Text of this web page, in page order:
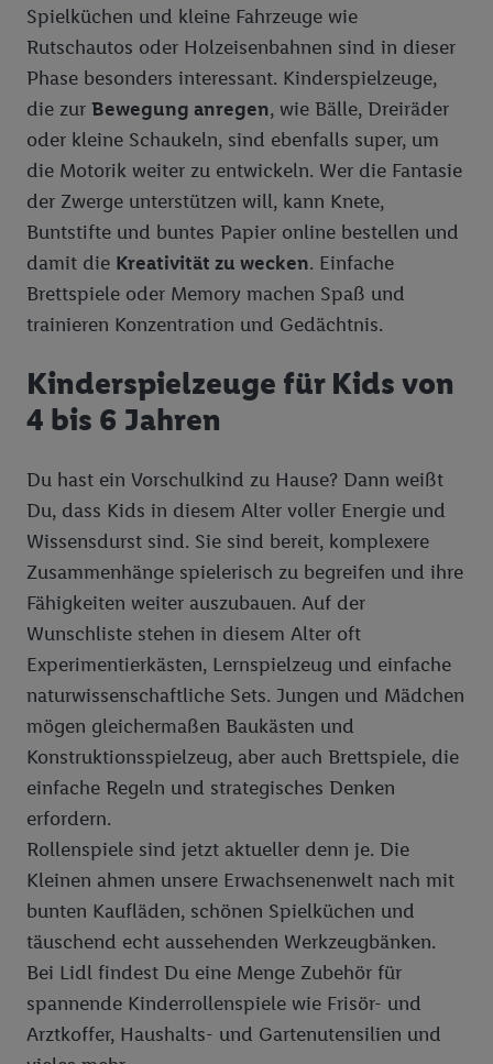
Spielküchen und kleine Fahrzeuge wie
Rutschautos oder Holzeisenbahnen sind in dieser
Phase besonders interessant. Kinderspielzeuge,
die zur Bewegung anregen, wie Bälle, Dreiräder
oder kleine Schaukeln, sind ebenfalls super, um
die Motorik weiter zu entwickeln. Wer die Fantasie
der Zwerge unterstützen will, kann Knete,
Buntstifte und buntes Papier online bestellen und
damit die Kreativität zu wecken. Einfache
Brettspiele oder Memory machen Spaß und
trainieren Konzentration und Gedächtnis.
Kinderspielzeuge für Kids von
4 bis 6 Jahren
Du hast ein Vorschulkind zu Hause? Dann weißt
Du, dass Kids in diesem Alter voller Energie und
Wissensdurst sind. Sie sind bereit, komplexere
Zusammenhänge spielerisch zu begreifen und ihre
Fähigkeiten weiter auszubauen. Auf der
Wunschliste stehen in diesem Alter oft
Experimentierkästen, Lernspielzeug und einfache
naturwissenschaftliche Sets. Jungen und Mädchen
mögen gleichermaßen Baukästen und
Konstruktionsspielzeug, aber auch Brettspiele, die
einfache Regeln und strategisches Denken
erfordern.
Rollenspiele sind jetzt aktueller denn je. Die
Kleinen ahmen unsere Erwachsenenwelt nach mit
bunten Kaufläden, schönen Spielküchen und
täuschend echt aussehenden Werkzeugbänken.
Bei Lidl findest Du eine Menge Zubehör für
spannende Kinderrollenspiele wie Frisör- und
Arztkoffer, Haushalts- und Gartenutensilien und